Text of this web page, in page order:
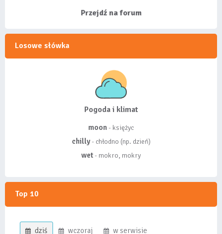
Przejdź na forum
Losowe słówka
Pogoda i klimat
moon- księżyc
chilly- chłodno (np. dzień)
wet- mokro, mokry
Top 10
dziś wczoraj w serwisie